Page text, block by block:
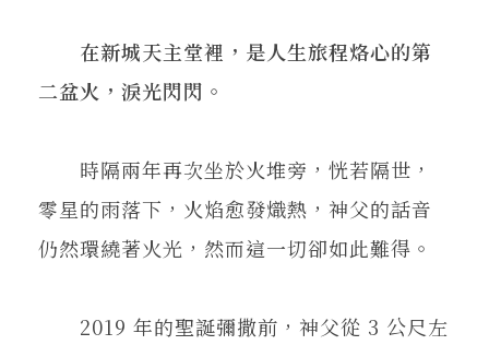
在新城天主堂裡，是人生旅程烙心的第
二盆火，淚光閃閃。
時隔兩年再次坐於火堆旁，恍若隔世，
零星的雨落下，火焰愈發熾熱，神父的話音
仍然環繞著火光，然而這一切卻如此難得。
2019 年的聖誕彌撒前，神父從 3 公尺左